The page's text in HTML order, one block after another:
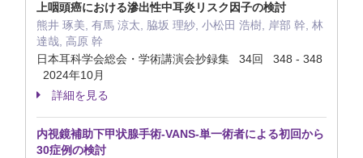
上咽頭癌における滲出性中耳炎リスク因子の検討
熊井 琢美, 有馬 涼太, 脇坂 理紗, 小松田 浩樹, 岸部 幹, 林
達哉, 高原 幹
日本耳科学会総会・学術講演会抄録集 34回 348 - 348
2024年10月
詳細を見る
内視鏡補助下甲状腺手術-VANS-単一術者による初回から
30症例の検討